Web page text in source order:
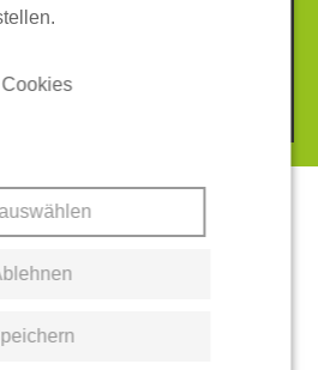
GmbH & Co. KG